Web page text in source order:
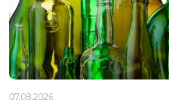
07.08.2026